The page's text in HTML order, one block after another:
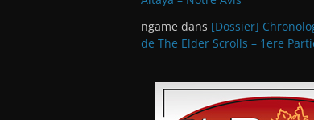
ngame dans [Dossier]
de The Elder Scrolls – 1ere